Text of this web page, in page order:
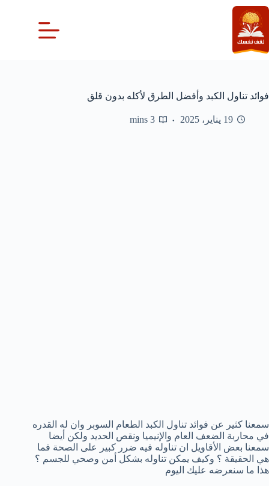
التجاوز
إلى
المحتوى
فوائد تناول الكبد وأفضل الطرق لأكله بدون قلق
19 يناير، 2025 3 mins
سمعنا كثير عن فوائد تناول الكبد الطعام السوبر وان له القدره
في محاربة الضعف العام والإنيميا ونقص الحديد ولكن أيضا
سمعنا بعض الأقاويل ان تناوله فيه ضرر كبير على الصحة فما
هي الحقيقة ؟ وكيف يمكن تناوله بشكل أمن وصحي للجسم ؟
هذا ما سنعرضه عليك اليوم